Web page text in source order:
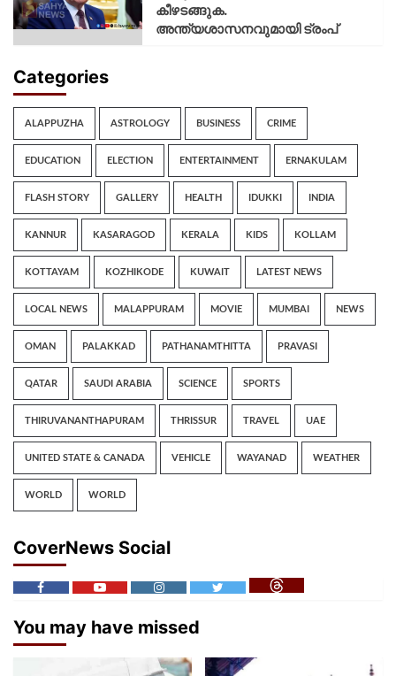
കീഴടങ്ങുക.
അന്ത്യശാസനവുമായി ട്രംപ്
Categories
ALAPPUZHA ASTROLOGY BUSINESS CRIME
EDUCATION ELECTION ENTERTAINMENT ERNAKULAM
FLASH STORY GALLERY HEALTH IDUKKI INDIA
KANNUR KASARAGOD KERALA KIDS KOLLAM
KOTTAYAM KOZHIKODE KUWAIT LATEST NEWS
LOCAL NEWS MALAPPURAM MOVIE MUMBAI NEWS
OMAN PALAKKAD PATHANAMTHITTA PRAVASI
QATAR SAUDI ARABIA SCIENCE SPORTS
THIRUVANANTHAPURAM THRISSUR TRAVEL UAE
UNITED STATE & CANADA VEHICLE WAYANAD WEATHER
WORLD WORLD
CoverNews Social
You may have missed